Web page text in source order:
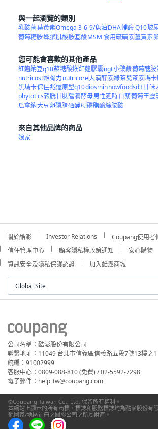
與一起瀏覽的類別
乳酸菌葉黃素Omega 3-6-9/魚油DHA輔酶 Q10玻
葡萄糖胺蜂膠肌酸胺基酸MSM 食用硫磺素薑黃素
您可能會喜歡的其他產品
紅麴納豆q10蘇糖酸鎂紅麴膠囊ngt小檗鹼葡萄醣胺
nutricost維骨力nutricore大漢酵素綠茶兒茶素瑪
黑瑪卡保佳兆還原型q10diosminnowfoodsd3甘味
phytotics穀胱甘肽營養酵母男性延時白藜葡萄王靈
瓜拿納大豆卵磷脂硒酵母磷脂醯絲胺酸
來自其他品牌的商品
娘家
關於酷澎 Investor Relations Coupang使用者
信任管理中心
顧客隱私權政策通知 安心購物
資訊安全及隱私保護認證
加入酷澎商城
Global Site
公司名稱：酷澎股份有限公司
聯繫地址：11049 台北市信義區信義路五段7號13樓之1
統編：91002999
客服中心：0809-088-810 (免費) / 02-5592-7298
電子郵件：help_tw@coupang.com
©Coupang Taiwan Co., Ltd. 保留所有權利。
本網站上顯示的所有商標、標誌和服務標誌均為酷澎股份有
他國家/地區註冊之關聯公司之所屬財產。